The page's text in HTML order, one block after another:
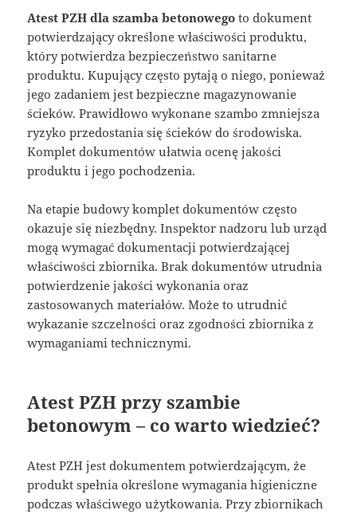
Atest PZH dla szamba betonowego to dokument
potwierdzający określone właściwości produktu,
który potwierdza bezpieczeństwo sanitarne
produktu. Kupujący często pytają o niego, ponieważ
jego zadaniem jest bezpieczne magazynowanie
ścieków. Prawidłowo wykonane szambo zmniejsza
ryzyko przedostania się ścieków do środowiska.
Komplet dokumentów ułatwia ocenę jakości
produktu i jego pochodzenia.
Na etapie budowy komplet dokumentów często
okazuje się niezbędny. Inspektor nadzoru lub urząd
mogą wymagać dokumentacji potwierdzającej
właściwości zbiornika. Brak dokumentów utrudnia
potwierdzenie jakości wykonania oraz
zastosowanych materiałów. Może to utrudnić
wykazanie szczelności oraz zgodności zbiornika z
wymaganiami technicznymi.
Atest PZH przy szambie
betonowym – co warto wiedzieć?
Atest PZH jest dokumentem potwierdzającym, że
produkt spełnia określone wymagania higieniczne
podczas właściwego użytkowania. Przy zbiornikach